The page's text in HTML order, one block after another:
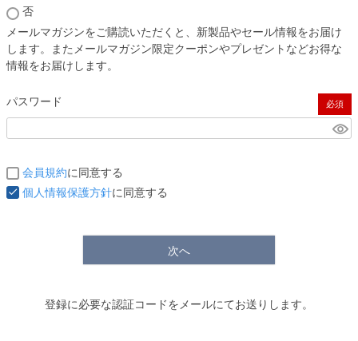
否
メールマガジンをご購読いただくと、新製品やセール情報をお届け
します。またメールマガジン限定クーポンやプレゼントなどお得な
情報をお届けします。
パスワード
(必須)
会員規約に同意する
個人情報保護方針に同意する
次へ
登録に必要な認証コードをメールにてお送りします。